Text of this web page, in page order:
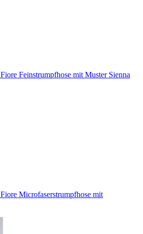
Fiore Feinstrumpfhose mit Muster Sienna
Fiore Microfaserstrumpfhose mit